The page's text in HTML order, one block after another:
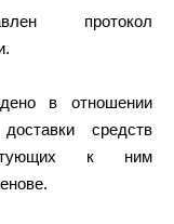
протокол
в отношении
средств
к ним